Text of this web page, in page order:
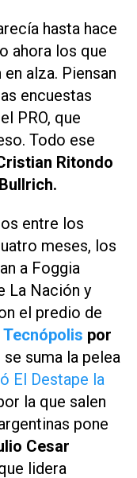
hasta hace
ahora los que
alza. Piensan
encuestas
PRO, que
Todo ese
Ritondo
entre los
meses, los
a Foggia
La Nación y
el predio de
Tecnópolis por
se suma la pelea
El Destape la
la que salen
pone
Cesar
lidera